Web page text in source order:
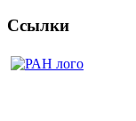
Ссылки